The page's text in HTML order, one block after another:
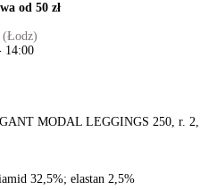
od 50 zł
(Łodz)
14:00
MODAL LEGGINGS 250, r. 2,
32,5%; elastan 2,5%